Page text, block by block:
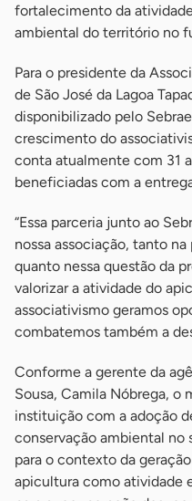
fortalecimento da
ambiental do território no
Para o presidente da
de São José da Lagoa
disponibilizado pelo
crescimento do
conta atualmente com 31
beneficiadas com a
“Essa parceria junto ao
nossa associação, tanto
quanto nessa questão da
valorizar a atividade do
associativismo geramos
combatemos também a
Conforme a gerente da
Sousa, Camila Nóbrega, o
instituição com a adoção
conservação ambiental no
para o contexto da
apicultura como atividade